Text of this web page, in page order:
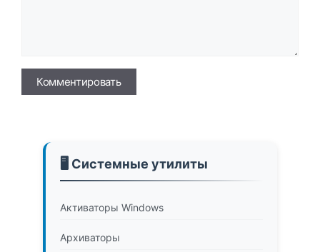
Имя
🖥️ Системные утилиты
Активаторы Windows
Архиваторы